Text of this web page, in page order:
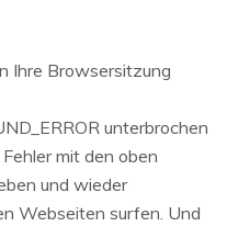
Ihre Browsersitzung
unterbrochen
mit den oben
und wieder
Webseiten surfen. Und